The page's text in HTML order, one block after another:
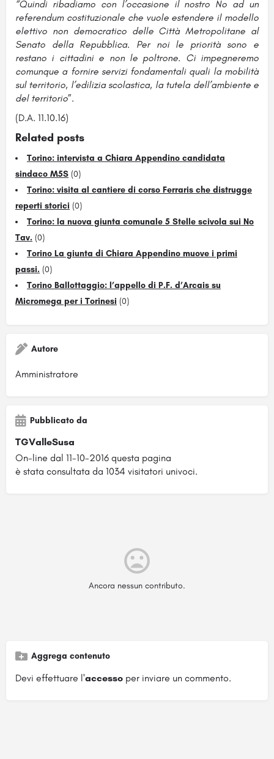
“Quindi ribadiamo con l’occasione il nostro No ad un
referendum costituzionale che vuole estendere il modello
elettivo non democratico delle Città Metropolitane al
Senato della Repubblica. Per noi le priorità sono e
restano i cittadini e non le poltrone. Ci impegneremo
comunque a fornire servizi fondamentali quali la mobilità
sul territorio, l’edilizia scolastica, la tutela dell’ambiente e
del territorio”.
(D.A. 11.10.16)
Related posts
Torino: intervista a Chiara Appendino candidata
sindaco M5S (0)
Torino: visita al cantiere di corso Ferraris che distrugge
reperti storici (0)
Torino: la nuova giunta comunale 5 Stelle scivola sui No
Tav. (0)
Torino La giunta di Chiara Appendino muove i primi
passi. (0)
Torino Ballottaggio: l’appello di P.F. d’Arcais su
Micromega per i Torinesi (0)
Autore
Amministratore
Pubblicato da
TGValleSusa
On-line dal 11-10-2016 questa pagina
è stata consultata da 1034 visitatori univoci.
Ancora nessun contributo.
Aggrega contenuto
Devi effettuare l'accesso per inviare un commento.